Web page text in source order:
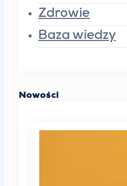
Zdrowie
Baza wiedzy
Nowości